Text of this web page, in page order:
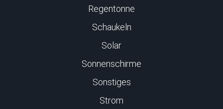
Regentonne
Schaukeln
Solar
Sonnenschirme
Sonstiges
Strom